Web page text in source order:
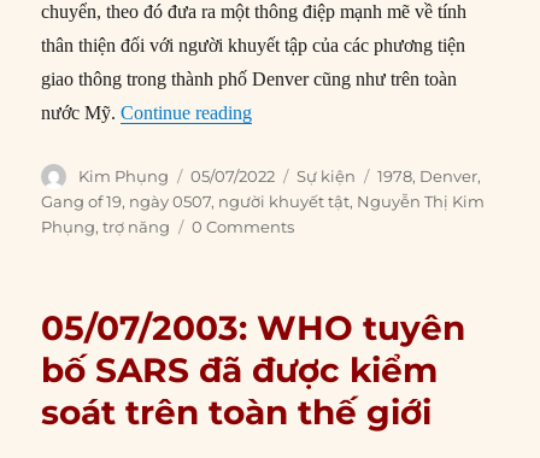
chuyển, theo đó đưa ra một thông điệp mạnh mẽ về tính
thân thiện đối với người khuyết tập của các phương tiện
giao thông trong thành phố Denver cũng như trên toàn
nước Mỹ.Continue reading“05/07/1978: “Gang of 19” chiếm
Author
Kim Phụng
Posted
on
05/07/2022 Categories
Sự kiện Tags
1978, Denver,
Gang of 19, ngày 0507, người khuyết tật, Nguyễn Thị Kim
Phụng,trợ năng 0 Comments
05/07/2003: WHO tuyên
bố SARS đã được kiểm
soát trên toàn thế giới